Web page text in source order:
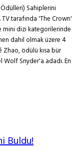
Sahiplerini
tarafında 'The Crown'
mini dizi kategorilerinde
dahil olmak üzere 4
ödülü kısa bür
Wolf Snyder'a adadı. En
Buldu!